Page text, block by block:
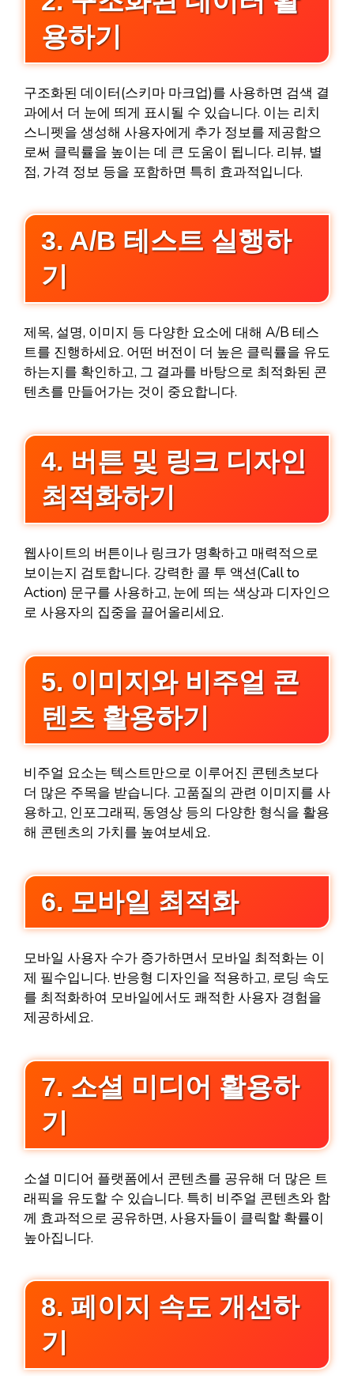
용하기
구조화된 데이터(스키마 마크업)를 사용하면 검색 결
과에서 더 눈에 띄게 표시될 수 있습니다. 이는 리치
스니펫을 생성해 사용자에게 추가 정보를 제공함으
로써 클릭률을 높이는 데 큰 도움이 됩니다. 리뷰, 별
점, 가격 정보 등을 포함하면 특히 효과적입니다.
3. A/B 테스트 실행하
기
제목, 설명, 이미지 등 다양한 요소에 대해 A/B 테스
트를 진행하세요. 어떤 버전이 더 높은 클릭률을 유도
하는지를 확인하고, 그 결과를 바탕으로 최적화된 콘
텐츠를 만들어가는 것이 중요합니다.
4. 버튼 및 링크 디자인
최적화하기
웹사이트의 버튼이나 링크가 명확하고 매력적으로
보이는지 검토합니다. 강력한 콜 투 액션(Call to
Action) 문구를 사용하고, 눈에 띄는 색상과 디자인으
로 사용자의 집중을 끌어올리세요.
5. 이미지와 비주얼 콘
텐츠 활용하기
비주얼 요소는 텍스트만으로 이루어진 콘텐츠보다
더 많은 주목을 받습니다. 고품질의 관련 이미지를 사
용하고, 인포그래픽, 동영상 등의 다양한 형식을 활용
해 콘텐츠의 가치를 높여보세요.
6. 모바일 최적화
모바일 사용자 수가 증가하면서 모바일 최적화는 이
제 필수입니다. 반응형 디자인을 적용하고, 로딩 속도
를 최적화하여 모바일에서도 쾌적한 사용자 경험을
제공하세요.
7. 소셜 미디어 활용하
기
소셜 미디어 플랫폼에서 콘텐츠를 공유해 더 많은 트
래픽을 유도할 수 있습니다. 특히 비주얼 콘텐츠와 함
께 효과적으로 공유하면, 사용자들이 클릭할 확률이
높아집니다.
8. 페이지 속도 개선하
기